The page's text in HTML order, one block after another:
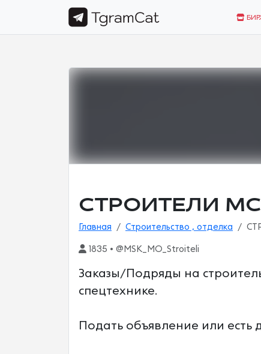
СТРОИТЕЛИ
Главная Строительство , отделка
1835 • @MSK_MO_Stroiteli
Заказы/Подряды на
спецтехнике.
Подать объявление или есть